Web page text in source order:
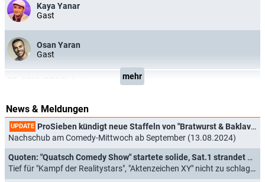
Kaya Yanar
Gast
Osan Yaran
Gast
mehr
News & Meldungen
UPDATE ProSieben kündigt neue Staffeln von "Bratwurst & Baklava" und "Die Quatsch Comedy Show" an
Nachschub am Comedy-Mittwoch ab September (13.08.2024)
Quoten: "Quatsch Comedy Show" startete solide, Sat.1 strandet mit neuem Kuppelformat
Tief für "Kampf der Realitystars", "Aktenzeichen XY" nicht zu schlagen (18.04.2024)